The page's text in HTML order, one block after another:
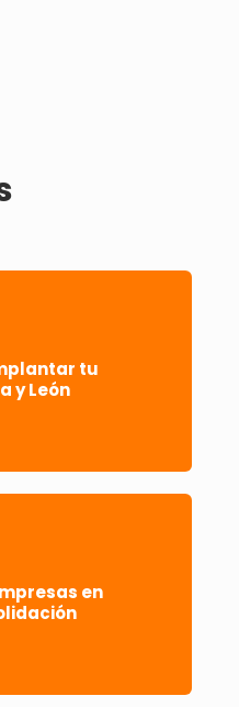
tu
y León
en